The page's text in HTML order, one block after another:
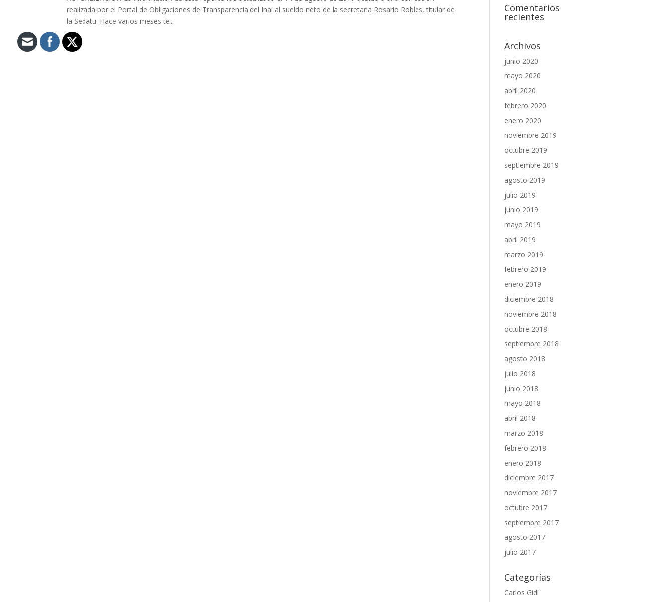
realizada por el Portal de Obligaciones de Transparencia del Inai al sueldo neto de la secretaria Rosario Robles, titular de
la Sedatu. Hace varios meses te...
Comentarios
recientes
Archivos
junio 2020
mayo 2020
abril 2020
febrero 2020
enero 2020
noviembre 2019
octubre 2019
septiembre 2019
agosto 2019
julio 2019
junio 2019
mayo 2019
abril 2019
marzo 2019
febrero 2019
enero 2019
diciembre 2018
noviembre 2018
octubre 2018
septiembre 2018
agosto 2018
julio 2018
junio 2018
mayo 2018
abril 2018
marzo 2018
febrero 2018
enero 2018
diciembre 2017
noviembre 2017
octubre 2017
septiembre 2017
agosto 2017
julio 2017
Categorías
Carlos Gidi